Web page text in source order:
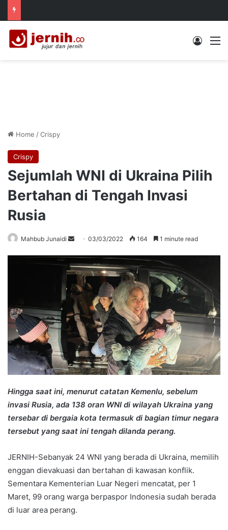
Log In
Home /Crispy
Crispy
Sejumlah WNI di Ukraina Pilih
Bertahan di Tengah Invasi
Rusia
Mahbub Junaidi
Send
email
03/03/2022 164 1 minute read
Hingga saat ini, menurut catatan Kemenlu, sebelum
invasi Rusia, ada 138 oran WNI di wilayah Ukraina yang
tersebar di bergaia kota termasuk di bagian timur negara
tersebut yang saat ini tengah dilanda perang.
JERNIH-Sebanyak 24 WNI yang berada di Ukraina, memilih
enggan dievakuasi dan bertahan di kawasan konflik.
Sementara Kementerian Luar Negeri mencatat, per 1
Maret, 99 orang warga berpaspor Indonesia sudah berada
di luar area perang.